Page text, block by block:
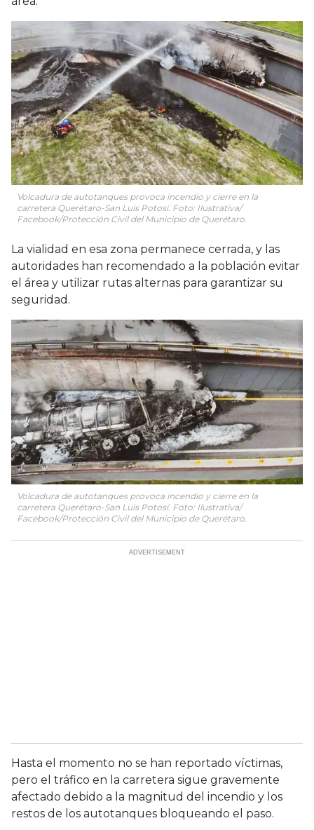
Volcadura de autotanques provoca incendio y cierre en la
carretera Querétaro-San Luis Potosí. Foto: Ilustrativa/
Facebook/Protección Civil del Municipio de Querétaro.
La vialidad en esa zona permanece cerrada, y las
autoridades han recomendado a la población evitar
el área y utilizar rutas alternas para garantizar su
seguridad.
Volcadura de autotanques provoca incendio y cierre en la
carretera Querétaro-San Luis Potosí. Foto: Ilustrativa/
Facebook/Protección Civil del Municipio de Querétaro.
Hasta el momento no se han reportado víctimas,
pero el tráfico en la carretera sigue gravemente
afectado debido a la magnitud del incendio y los
restos de los autotanques bloqueando el paso.